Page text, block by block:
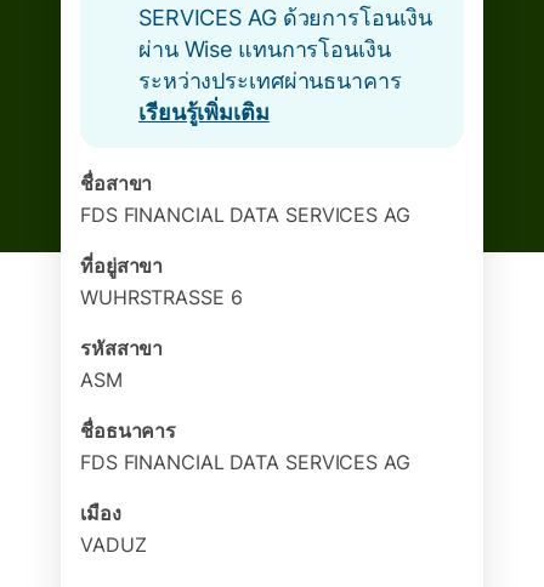
SERVICES AG ด้วยการโอนเงิน
ผ่าน Wise แทนการโอนเงิน
ระหว่างประเทศผ่านธนาคาร
เรียนรู้เพิ่มเติม
ชื่อสาขา
FDS FINANCIAL DATA SERVICES AG
ที่อยู่สาขา
WUHRSTRASSE 6
รหัสสาขา
ASM
ชื่อธนาคาร
FDS FINANCIAL DATA SERVICES AG
เมือง
VADUZ